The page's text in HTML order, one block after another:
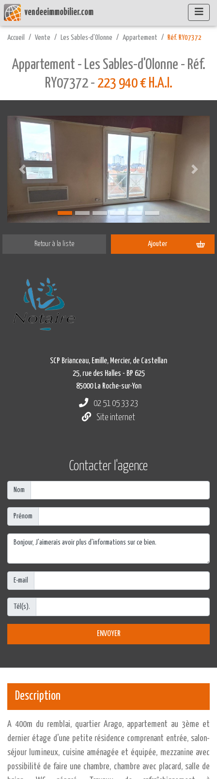
vendeeimmobilier.com
Accueil Vente Les Sables-d'Olonne Appartement Réf. RY07372
Appartement - Les Sables-d'Olonne - Réf.
RY07372 - 223 940 € H.A.I.
Précédente
Retour à la liste Ajouter
SCP Brianceau, Emille, Mercier, de Castellan
25, rue des Halles - BP 625
85000 La Roche-sur-Yon
02 51 05 33 23
Site internet
Contacter l'agence
Nom
Prénom
E-mail
Tél(s).
ENVOYER
Description
A 400m du remblai, quartier Arago, appartement au 3ème et
dernier étage d'une petite résidence comprenant entrée, salon-
séjour lumineux, cuisine aménagée et équipée, mezzanine avec
possibilité de faire une chambre, chambre avec placard, salle de